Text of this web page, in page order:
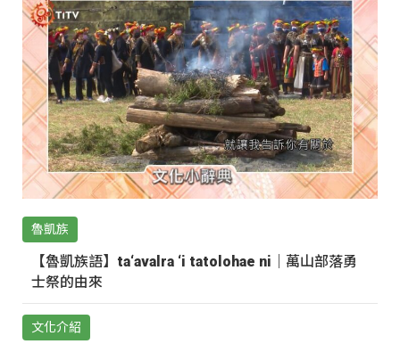
魯凱族
【魯凱族語】ta‘avalra ‘i tatolohae ni｜萬山部落勇
士祭的由來
文化介紹